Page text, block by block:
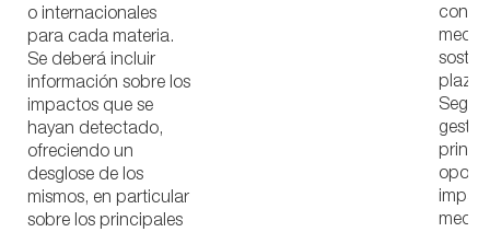
o internacionales
para cada materia.
Se deberá incluir
información sobre los
impactos que se
hayan detectado,
ofreciendo un
desglose de los
mismos, en particular
sobre los principales
con
plazo